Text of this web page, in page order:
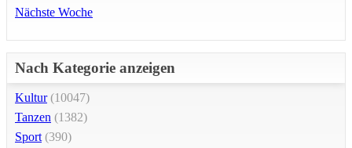
Nächste Woche
Nach Kategorie anzeigen
Kultur(10047)
Tanzen (1382)
Sport (390)